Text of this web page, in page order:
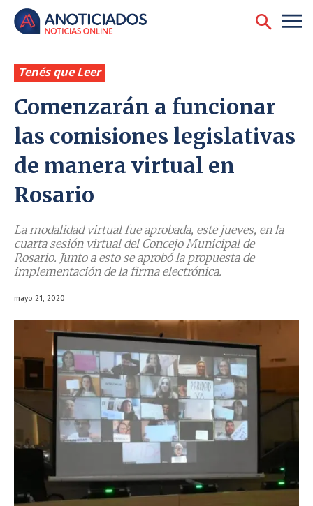
Tenés que Leer
Comenzarán a funcionar
las comisiones legislativas
de manera virtual en
Rosario
La modalidad virtual fue aprobada, este jueves, en la
cuarta sesión virtual del Concejo Municipal de
Rosario. Junto a esto se aprobó la propuesta de
implementación de la firma electrónica.
mayo 21, 2020